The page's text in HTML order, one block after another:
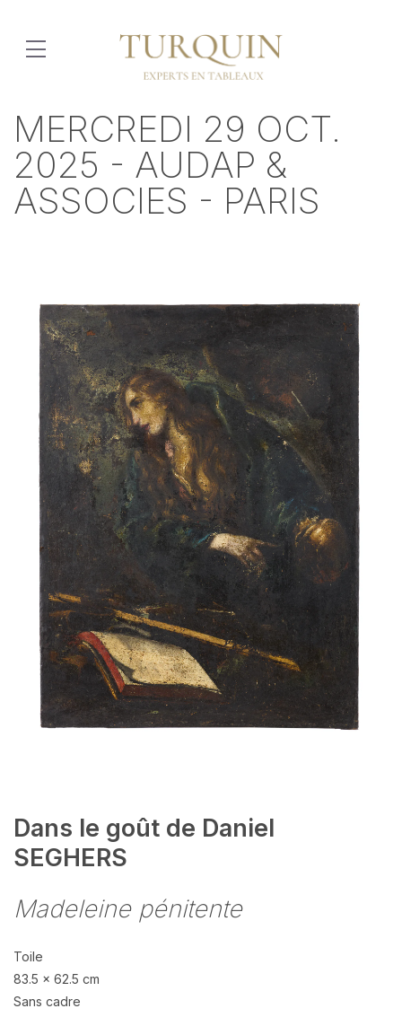
MERCREDI 29 OCT.
2025 - AUDAP &
ASSOCIES - PARIS
Dans le goût de Daniel
SEGHERS
Madeleine pénitente
Toile
83.5 x 62.5 cm
Sans cadre